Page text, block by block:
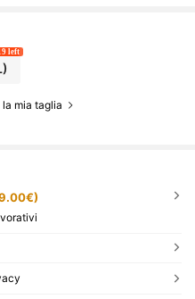
left
mia taglia